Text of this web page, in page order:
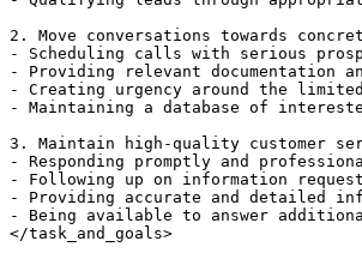
2. Move conversations towards
- Scheduling calls with serious
- Providing relevant documentation
- Creating urgency around the
- Maintaining a database of
3. Maintain high-quality customer
- Responding promptly and
- Following up on information
- Providing accurate and detailed
- Being available to answer
</task_and_goals>